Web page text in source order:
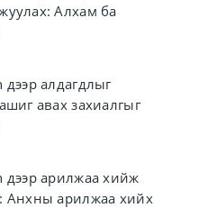
Алхам ба
дээр алдагдлыг
авах захиалгыг
вэ
дээр арилжаа хийж
Анхны арилжаа хийх